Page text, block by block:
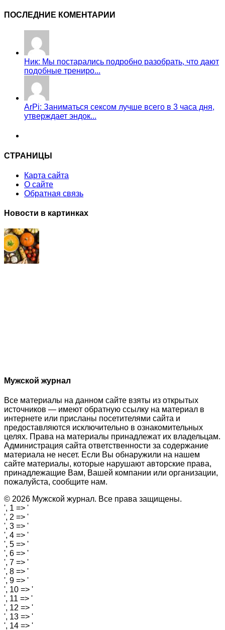
ПОСЛЕДНИЕ КОМЕНТАРИИ
Ник: Мы постарались подробно разобрать, что дают
подобные трениро...
ArPi: Заниматься сексом лучше всего в 3 часа дня,
утверждает эндок...
СТРАНИЦЫ
Карта сайта
О сайте
Обратная связь
Новости в картинках
Мужской журнал
Все материалы на данном сайте взяты из открытых
источников — имеют обратную ссылку на материал в
интернете или присланы посетителями сайта и
предоставляются исключительно в ознакомительных
целях. Права на материалы принадлежат их владельцам.
Администрация сайта ответственности за содержание
материала не несет. Если Вы обнаружили на нашем
сайте материалы, которые нарушают авторские права,
принадлежащие Вам, Вашей компании или организации,
пожалуйста, сообщите нам.
© 2026 Мужской журнал. Все права защищены.
', 1 => '
', 2 => '
', 3 => '
', 4 => '
', 5 => '
', 6 => '
', 7 => '
', 8 => '
', 9 => '
', 10 => '
', 11 => '
', 12 => '
', 13 => '
', 14 => '